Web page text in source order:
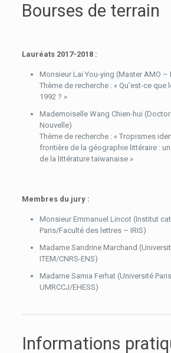
Bourses de terrain
Lauréats 2017-2018 :
Monsieur Lai You-ying (Master AMO –
Thème de recherche : « Qu’est-ce
1992 ? »
Mademoiselle Wang Chien-hui
Nouvelle)
Thème de recherche : « Tropismes
frontière de la géographie littéraire :
de la littérature taïwanaise »
Membres du jury :
Monsieur Emmanuel Lincot (Institut
Paris/Faculté des lettres – IRIS)
Madame Sandrine Marchand
ITEM/CNRS-ENS)
Madame Samia Ferhat (Université
UMRCCJ/EHESS)
Informations